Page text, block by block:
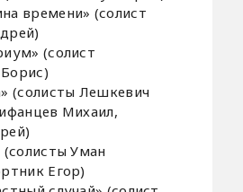
времени» (солист
(солист
(солисты Лешкевич
Михаил,
(солисты Уман
Егор)